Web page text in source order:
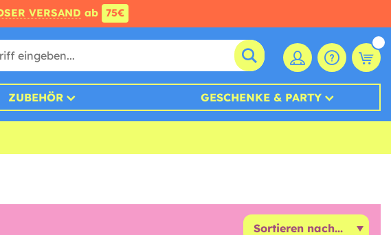
VERSAND ab 75€
ZUBEHÖR GESCHENKE & PARTY